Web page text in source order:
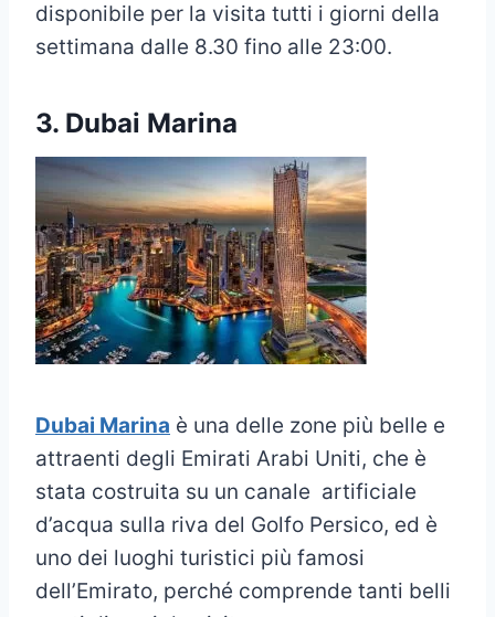
disponibile per la visita tutti i giorni della
settimana dalle 8.30 fino alle 23:00.
3. Dubai Marina
Dubai Marina è una delle zone più belle e
attraenti degli Emirati Arabi Uniti, che è
stata costruita su un canale artificiale
d’acqua sulla riva del Golfo Persico, ed è
uno dei luoghi turistici più famosi
dell’Emirato, perché comprende tanti belli